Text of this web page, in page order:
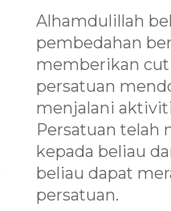
Alhamdulillah
pembedahan
memberikan
persatuan
menjalani
Persatuan telah
kepada beliau
beliau dapat
persatuan.